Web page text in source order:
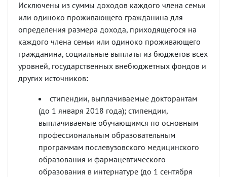
Исключены из суммы доходов каждого члена семьи
или одиноко проживающего гражданина для
определения размера дохода, приходящегося на
каждого члена семьи или одиноко проживающего
гражданина, социальные выплаты из бюджетов всех
уровней, государственных внебюджетных фондов и
других источников:
стипендии, выплачиваемые докторантам
(до 1 января 2018 года); стипендии,
выплачиваемые обучающимся по основным
профессиональным образовательным
программам послевузовского медицинского
образования и фармацевтического
образования в интернатуре (до 1 сентября